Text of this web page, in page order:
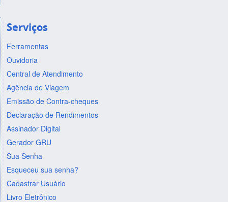
Serviços
Ferramentas
Ouvidoria
Central de Atendimento
Agência de Viagem
Emissão de Contra-cheques
Declaração de Rendimentos
Assinador Digital
Gerador GRU
Sua Senha
Esqueceu sua senha?
Cadastrar Usuário
Livro Eletrônico